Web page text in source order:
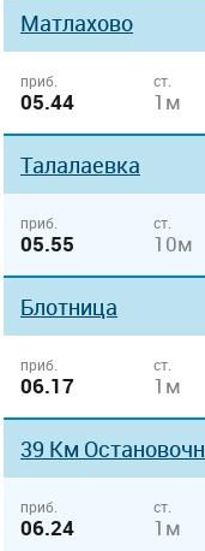
Матлахово
приб.
05.44
ст.
1м
Талалаевка
приб.
05.55
ст.
10м
Блотница
приб.
06.17
ст.
1м
39 Км
приб.
06.24
ст.
1м